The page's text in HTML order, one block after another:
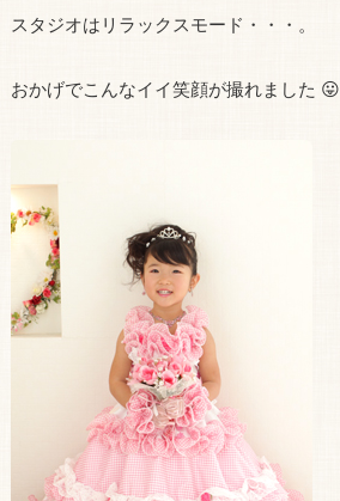
スタジオはリラックスモード・・・。
おかげでこんなイイ笑顔が撮れました 😛